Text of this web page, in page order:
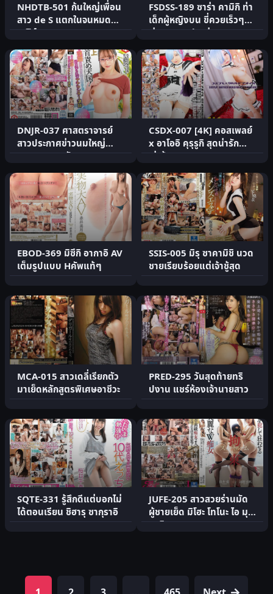
NHDTB-501 ก้นใหญ่เพื่อน
สาว de S แตกในจนหมด
สเปิร์ม
FSDSS-189 ซาร่า คามิกิ ท่า
เด็กผู้หญิงบน ขี่ควยเร็วๆ
พุ่งแตกคาปากช่.
DNJR-037 ศาสตราจารย์
สาวประกาศข่าวนมใหญ่
Dirty Talk หัวนมชาย
CSDX-007 [4K] คอสเพลย์
x อาโออิ คุรุรูกิ สุดน่ารัก
เร่าร้อน
EBOD-369 มิซึกิ อากาอิ AV
เต็มรูปแบบ Hคัพแท้ๆ
SSIS-005 มิรุ ซาคามิชิ นวด
ชายเรียบร้อยแต่เจ้าชู้สุด
MCA-015 สาวเดลี่เรียกตัว
มาเย็ดหลักสูตรพิเศษอาชีวะ
PRED-295 วันสุดท้ายทริ
ปงาน แชร์ห้องเจ้านายสาว
SQTE-331 รู้สึกดีแต่บอกไม่
ได้ตอนเรียน ชิฮารุ ซากุราอิ
JUFE-205 สาวสวยร่านมัด
ผู้ชายเย็ด มิโฮะ โทโนะ ไอ มุ
คาอิ